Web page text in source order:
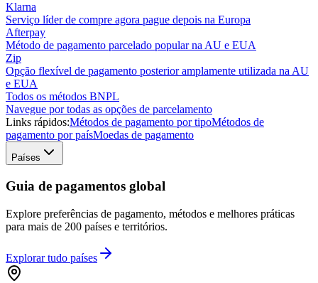
Klarna
Serviço líder de compre agora pague depois na Europa
Afterpay
Método de pagamento parcelado popular na AU e EUA
Zip
Opção flexível de pagamento posterior amplamente utilizada na AU
e EUA
Todos os métodos BNPL
Navegue por todas as opções de parcelamento
Links rápidos:Métodos de pagamento por tipoMétodos de
pagamento por paísMoedas de pagamento
Países
Guia de pagamentos global
Explore preferências de pagamento, métodos e melhores práticas
para mais de 200 países e territórios.
Explorar tudo países